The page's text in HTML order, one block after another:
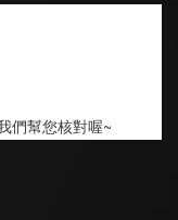
們幫您核對喔~